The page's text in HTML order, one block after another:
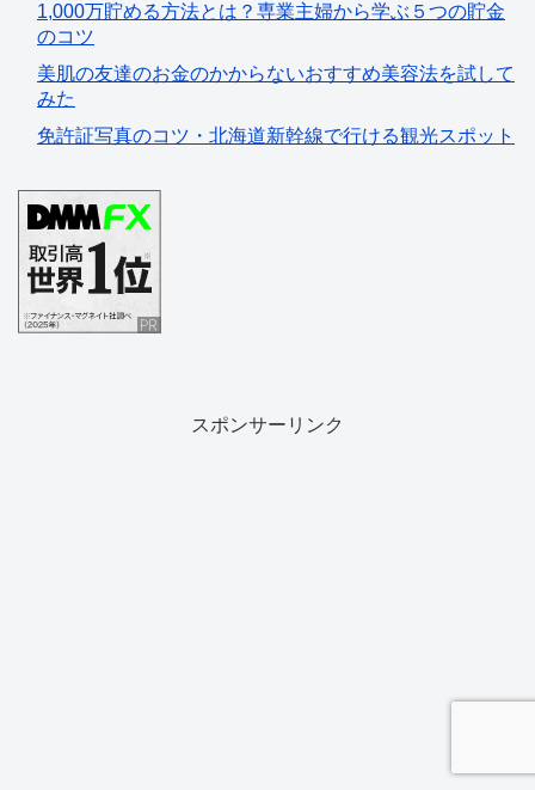
1,000万貯める方法とは？専業主婦から学ぶ５つの貯金
のコツ
美肌の友達のお金のかからないおすすめ美容法を試して
みた
免許証写真のコツ・北海道新幹線で行ける観光スポット
スポンサーリンク